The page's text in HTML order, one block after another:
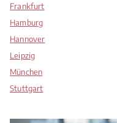
Frankfurt
Hamburg
Hannover
Leipzig
München
Stuttgart